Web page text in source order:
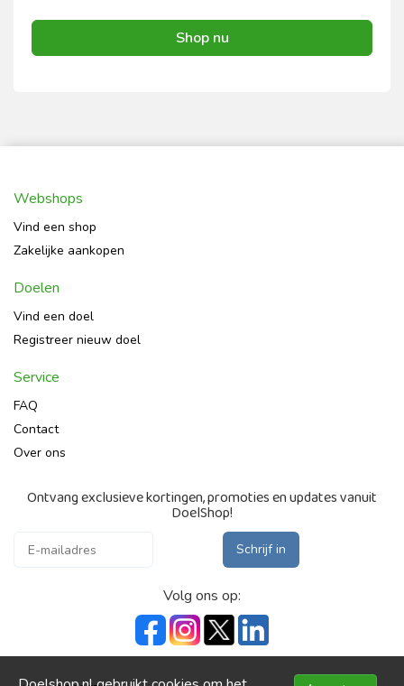
Shop nu
Webshops
Vind een shop
Zakelijke aankopen
Doelen
Vind een doel
Registreer nieuw doel
Service
FAQ
Contact
Over ons
Ontvang exclusieve kortingen, promoties en updates vanuit
DoelShop!
Schrijf in
Volg ons op: